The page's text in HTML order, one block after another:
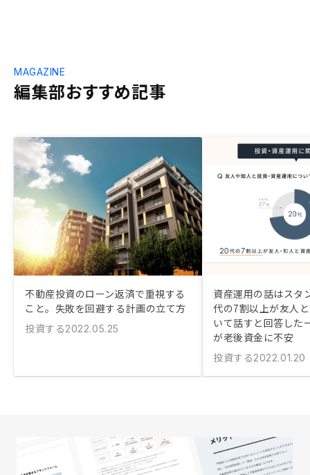
編集部おすすめ記事
MAGAZINE
不動産投資のローン返済で重視する
こと。失敗を回避する計画の立て方
投資する2022.05.25
資産運用の話はスタ
代の7割以上が友人
いて話すと回答した
が老後資金に不安
投資する2022.01.20